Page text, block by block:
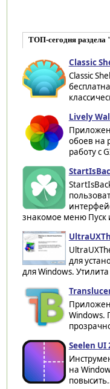
ТОП-сегодня
Classic
Classic
Lively
обоев на
работу с
знакомое меню Пуск
для
для Windows.
Windows.
Seelen UI
на